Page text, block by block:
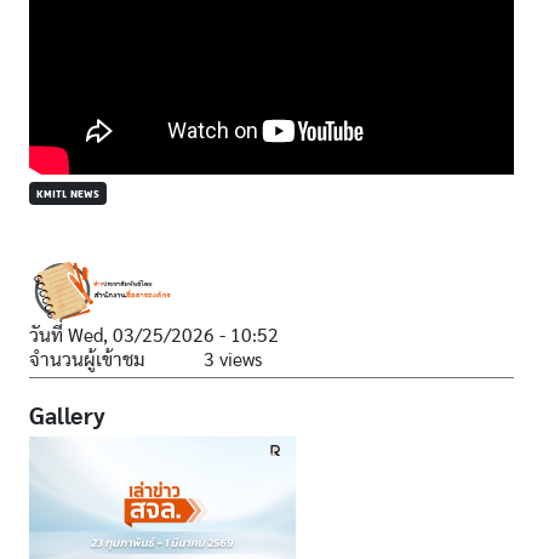
KMITL NEWS
วันที่ Wed, 03/25/2026 - 10:52
จำนวนผู้เข้าชม
3 views
Gallery